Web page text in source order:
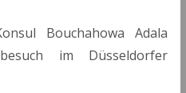
Bouchahowa Adala
im Düsseldorfer